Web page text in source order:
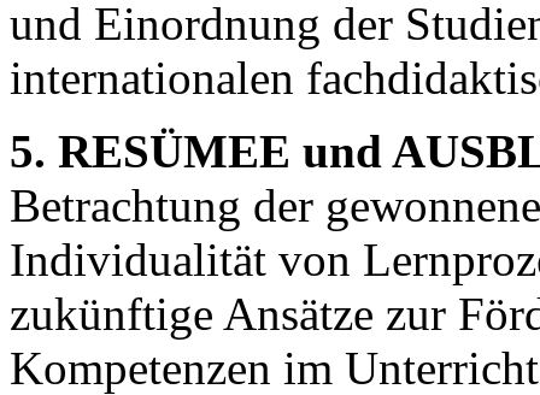
und Einordnung der
internationalen
5. RESÜMEE und
Betrachtung der
Individualität von
zukünftige Ansätze zur
Kompetenzen im